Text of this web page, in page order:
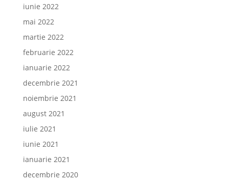
iunie 2022
mai 2022
martie 2022
februarie 2022
ianuarie 2022
decembrie 2021
noiembrie 2021
august 2021
iulie 2021
iunie 2021
ianuarie 2021
decembrie 2020